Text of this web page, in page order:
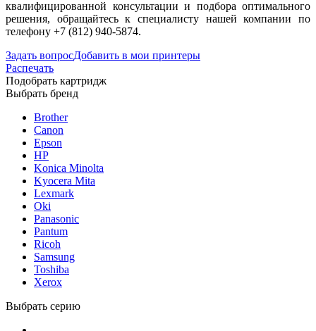
квалифицированной консультации и подбора оптимального
решения, обращайтесь к специалисту нашей компании по
телефону +7 (812) 940-5874.
Задать вопросДобавить в мои принтеры
Распечать
Подобрать картридж
Выбрать бренд
Brother
Canon
Epson
HP
Konica Minolta
Kyocera Mita
Lexmark
Oki
Panasonic
Pantum
Ricoh
Samsung
Toshiba
Xerox
Выбрать серию